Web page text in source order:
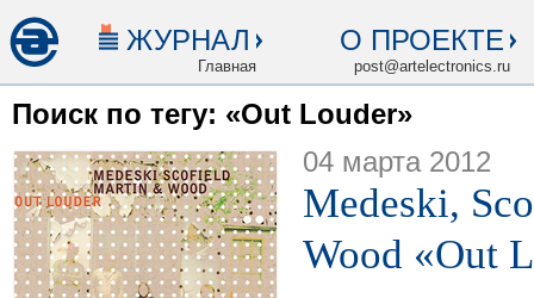
ЖУРНАЛ
Главная
О ПРОЕКТЕ
post@artelectronics.ru
Поиск по тегу: «Out Louder»
04 марта 2012
Medeski,
Wood «Out